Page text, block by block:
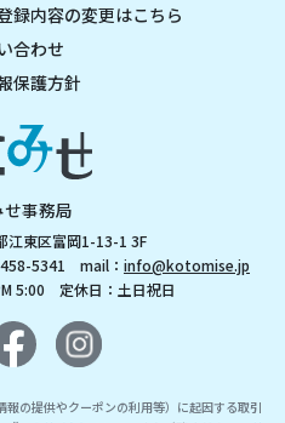
録内容の変更はこちら
合わせ
保護方針
せ事務局
江東区富岡1-13-1 3F
5341 mail： info@kotomise.jp
5:00 定休日：土日祝日
の提供やクーポンの利用等）に起因する取引